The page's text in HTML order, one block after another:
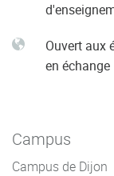
Ouvert aux
en échange
Campus
Campus de Dijon